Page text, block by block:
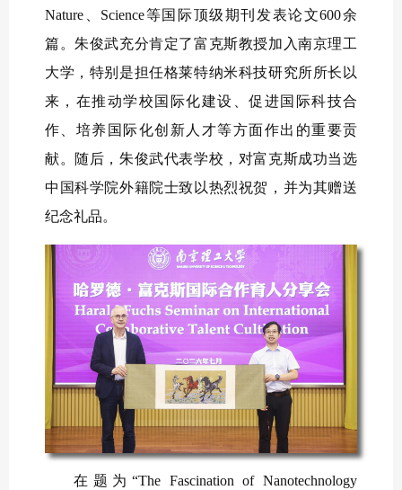
Nature、Science等国际顶级期刊发表论文600余
篇。朱俊武充分肯定了富克斯教授加入南京理工
大学，特别是担任格莱特纳米科技研究所所长以
来，在推动学校国际化建设、促进国际科技合
作、培养国际化创新人才等方面作出的重要贡
献。随后，朱俊武代表学校，对富克斯成功当选
中国科学院外籍院士致以热烈祝贺，并为其赠送
纪念礼品。
在题为“The Fascination of Nanotechnology